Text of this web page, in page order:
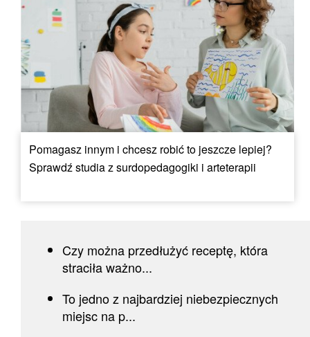
Pomagasz innym i chcesz robić to jeszcze lepiej?
Sprawdź studia z surdopedagogiki i arteterapii
Czy można przedłużyć receptę, która
straciła ważno...
To jedno z najbardziej niebezpiecznych
miejsc na p...